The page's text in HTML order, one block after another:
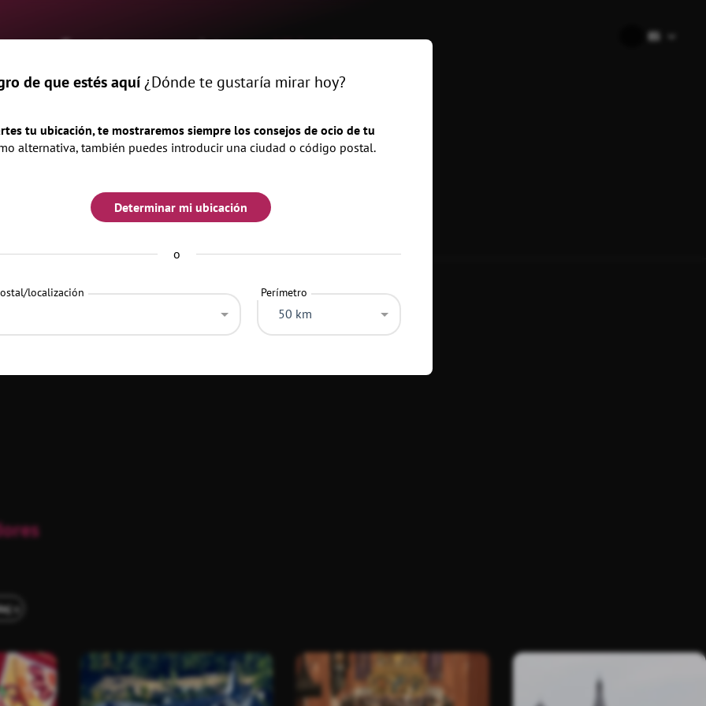
ES
Eventos revista Ubicaciones
x
de que estés aquí¿Dónde te gustaría mirar hoy?
tu ubicación, te mostraremos siempre los consejos de ocio de tu
alternativa, también puedes introducir una ciudad o código postal.
Determinar mi ubicación
o
localización Perímetro
50 km